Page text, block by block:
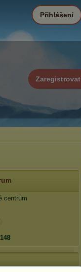
Přihlášení
centrum
148